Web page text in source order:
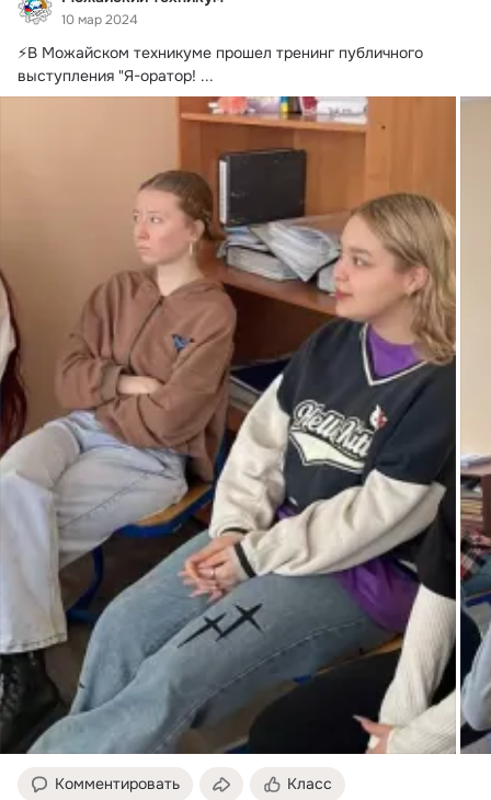
10 мар 2024
⚡️В Можайском техникуме прошел тренинг публичного
выступления "Я-оратор! ...
Комментировать Класс